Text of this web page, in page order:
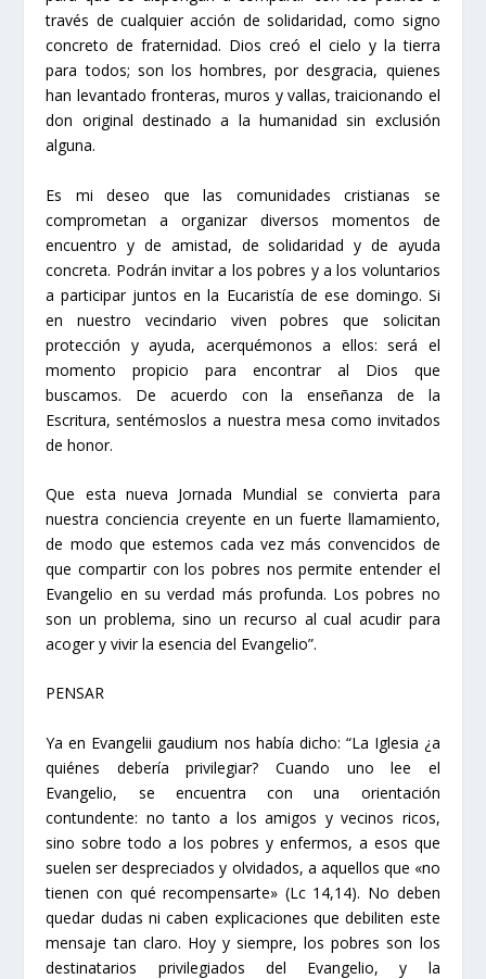
través de cualquier acción de solidaridad, como signo
concreto de fraternidad. Dios creó el cielo y la tierra
para todos; son los hombres, por desgracia, quienes
han levantado fronteras, muros y vallas, traicionando el
don original destinado a la humanidad sin exclusión
alguna.
Es mi deseo que las comunidades cristianas se
comprometan a organizar diversos momentos de
encuentro y de amistad, de solidaridad y de ayuda
concreta. Podrán invitar a los pobres y a los voluntarios
a participar juntos en la Eucaristía de ese domingo. Si
en nuestro vecindario viven pobres que solicitan
protección y ayuda, acerquémonos a ellos: será el
momento propicio para encontrar al Dios que
buscamos. De acuerdo con la enseñanza de la
Escritura, sentémoslos a nuestra mesa como invitados
de honor.
Que esta nueva Jornada Mundial se convierta para
nuestra conciencia creyente en un fuerte llamamiento,
de modo que estemos cada vez más convencidos de
que compartir con los pobres nos permite entender el
Evangelio en su verdad más profunda. Los pobres no
son un problema, sino un recurso al cual acudir para
acoger y vivir la esencia del Evangelio”.
PENSAR
Ya en Evangelii gaudium nos había dicho: “La Iglesia ¿a
quiénes debería privilegiar? Cuando uno lee el
Evangelio, se encuentra con una orientación
contundente: no tanto a los amigos y vecinos ricos,
sino sobre todo a los pobres y enfermos, a esos que
suelen ser despreciados y olvidados, a aquellos que «no
tienen con qué recompensarte» (Lc14,14). No deben
quedar dudas ni caben explicaciones que debiliten este
mensaje tan claro. Hoy y siempre, los pobres son los
destinatarios privilegiados del Evangelio, y la